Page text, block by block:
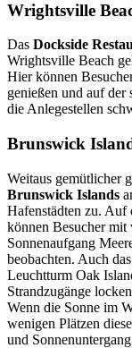
Wrightsville
Das Dockside
Wrightsville Beach
Hier können
genießen und auf der
die Anlegestellen
Brunswick
Weitaus gemütlicher
Brunswick Islands
Hafenstädten zu. Auf
können Besucher
Sonnenaufgang
beobachten. Auch
Leuchtturm Oak
Strandzugänge
Wenn die Sonne im
wenigen Plätzen
und